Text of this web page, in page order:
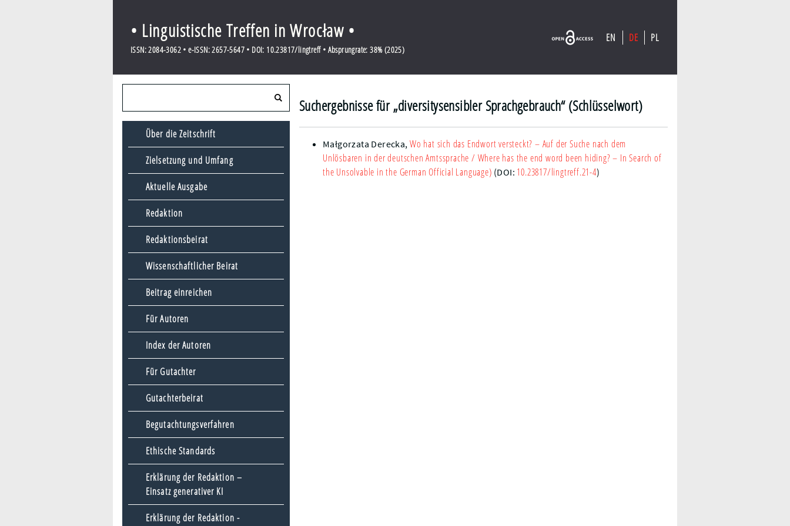
• Linguistische Treffen in Wrocław •
ISSN: 2084-3062 • e-ISSN: 2657-5647 • DOI: 10.23817/lingtreff • Absprungrate: 38% (2025)
EN DE PL
Über die Zeitschrift
Zielsetzung und Umfang
Aktuelle Ausgabe
Redaktion
Redaktionsbeirat
Wissenschaftlicher Beirat
Beitrag einreichen
Für Autoren
Index der Autoren
Für Gutachter
Gutachterbeirat
Begutachtungsverfahren
Ethische Standards
Erklärung der Redaktion –
Einsatz generativer KI
Erklärung der Redaktion -
Suchergebnisse für „diversitysensibler Sprachgebrauch“ (Schlüsselwort)
Małgorzata Derecka,Wo hat sich das Endwort versteckt? – Auf der Suche nach dem
Unlösbaren in der deutschen Amtssprache / Where has the end word been hiding? – In Search of
the Unsolvable in the German Official Language) (DOI: 10.23817/lingtreff.21-4)